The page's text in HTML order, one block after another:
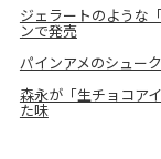
ジェラートのような
ンで発売
パインアメのシュー
森永が「生チョコア
た味